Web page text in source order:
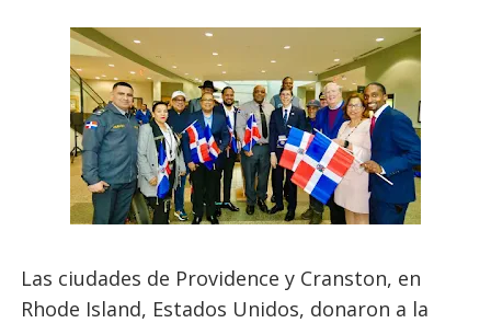
Las ciudades de Providence y Cranston, en
Rhode Island, Estados Unidos, donaron a la